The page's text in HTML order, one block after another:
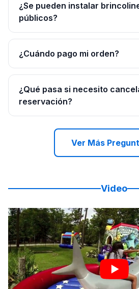
¿Se pueden instalar
públicos?
¿Cuándo pago mi orden?
¿Qué pasa si necesito
reservación?
Ver Más
Video